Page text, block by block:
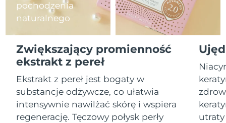
pochodzenia
naturalnego
Zwiększający promienność
ekstrakt z pereł
Ekstrakt z pereł jest bogaty w
substancje odżywcze, co ułatwia
intensywnie nawilżać skórę i wspiera
regenerację. Tęczowy połysk perły
Izrael
Oczekiwany czas dostawy
15/8/26
Włochy
Oczekiwany czas dostawy
11/8/26
Japonia
Oczekiwany czas dostawy
14/8/26
Jersey
Oczekiwany czas dostawy
16/8/26